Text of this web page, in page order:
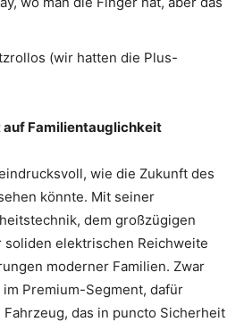
(wir hatten die Plus-
Familientauglichkeit
wie die Zukunft des
könnte. Mit seiner
dem großzügigen
soliden elektrischen Reichweite
moderner Familien. Zwar
Premium-Segment, dafür
das in puncto Sicherheit